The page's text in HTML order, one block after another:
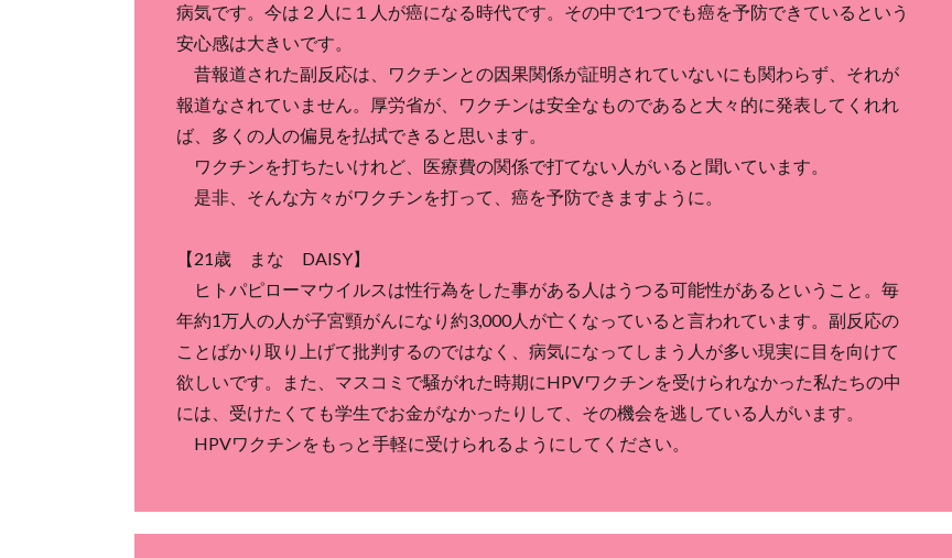
病気です。今は２人に１人が癌になる時代です。その中で1つでも癌を予防できているという
安心感は大きいです。
昔報道された副反応は、ワクチンとの因果関係が証明されていないにも関わらず、それが
報道なされていません。厚労省が、ワクチンは安全なものであると大々的に発表してくれれ
ば、多くの人の偏見を払拭できると思います。
ワクチンを打ちたいけれど、医療費の関係で打てない人がいると聞いています。
是非、そんな方々がワクチンを打って、癌を予防できますように。
【21歳 まな DAISY】
ヒトパピローマウイルスは性行為をした事がある人はうつる可能性があるということ。毎
年約1万人の人が子宮頸がんになり約3,000人が亡くなっていると言われています。副反応の
ことばかり取り上げて批判するのではなく、病気になってしまう人が多い現実に目を向けて
欲しいです。また、マスコミで騒がれた時期にHPVワクチンを受けられなかった私たちの中
には、受けたくても学生でお金がなかったりして、その機会を逃している人がいます。
HPVワクチンをもっと手軽に受けられるようにしてください。